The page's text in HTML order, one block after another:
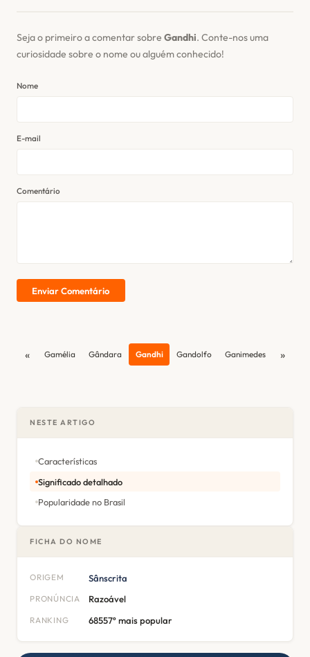
Seja o primeiro a comentar sobre Gandhi. Conte-nos uma
curiosidade sobre o nome ou alguém conhecido!
Nome
E-mail
Comentário
Enviar Comentário
« Gamélia Gândara Gandhi Gandolfo Ganimedes »
NESTE ARTIGO
Características
Significado detalhado
Popularidade no Brasil
FICHA DO NOME
ORIGEM Sânscrita
PRONÚNCIA Razoável
RANKING 68557º mais popular